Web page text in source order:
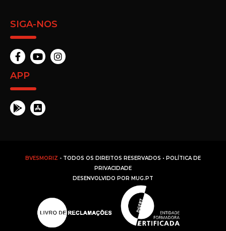
SIGA-NOS
APP
BVESMORIZ - TODOS OS DIREITOS RESERVADOS • POLÍTICA DE
PRIVACIDADE
DESENVOLVIDO POR MUG.PT